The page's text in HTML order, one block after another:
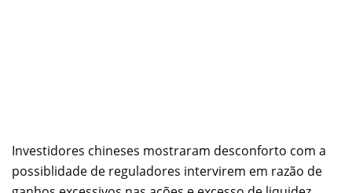
Investidores chineses mostraram desconforto com a
possiblidade de reguladores intervirem em razão de